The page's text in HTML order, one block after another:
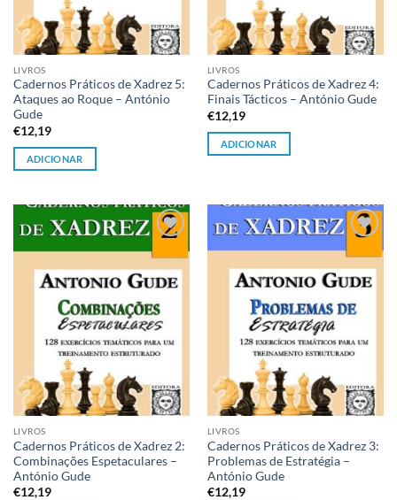
LIVROS
Cadernos Práticos de Xadrez 5:
Ataques ao Roque – António
Gude
€12,19
ADICIONAR
LIVROS
Cadernos Práticos de Xadrez 4:
Finais Tácticos – António Gude
€12,19
ADICIONAR
Adicionar
à lista de
desejos
LIVROS
Cadernos Práticos de Xadrez 2:
Combinações Espetaculares –
António Gude
€12,19
Adicionar
à lista de
desejos
LIVROS
Cadernos Práticos de Xadrez 3:
Problemas de Estratégia –
António Gude
€12,19